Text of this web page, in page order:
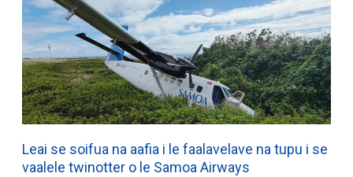
Leai se soifua na aafia i le faalavelave na tupu i se
vaalele twinotter o le Samoa Airways